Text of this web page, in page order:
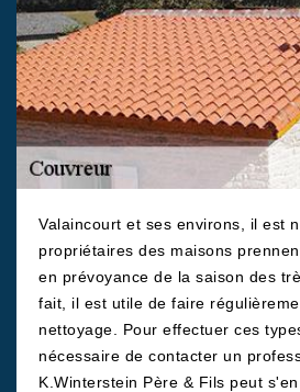
Valaincourt et ses environs, il est
propriétaires des maisons
en prévoyance de la saison des
fait, il est utile de faire
nettoyage. Pour effectuer ces
nécessaire de contacter un
K.Winterstein Père & Fils peut